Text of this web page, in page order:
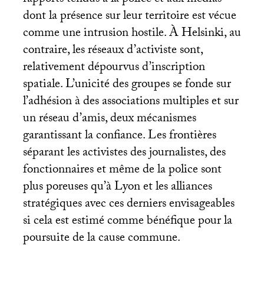
dont la présence sur leur territoire est vécue
comme une intrusion hostile. À Helsinki, au
contraire, les réseaux d’activiste sont,
relativement dépourvus d’inscription
spatiale. L’unicité des groupes se fonde sur
l’adhésion à des associations multiples et sur
un réseau d’amis, deux mécanismes
garantissant la confiance. Les frontières
séparant les activistes des journalistes, des
fonctionnaires et même de la police sont
plus poreuses qu’à Lyon et les alliances
stratégiques avec ces derniers envisageables
si cela est estimé comme bénéfique pour la
poursuite de la cause commune.